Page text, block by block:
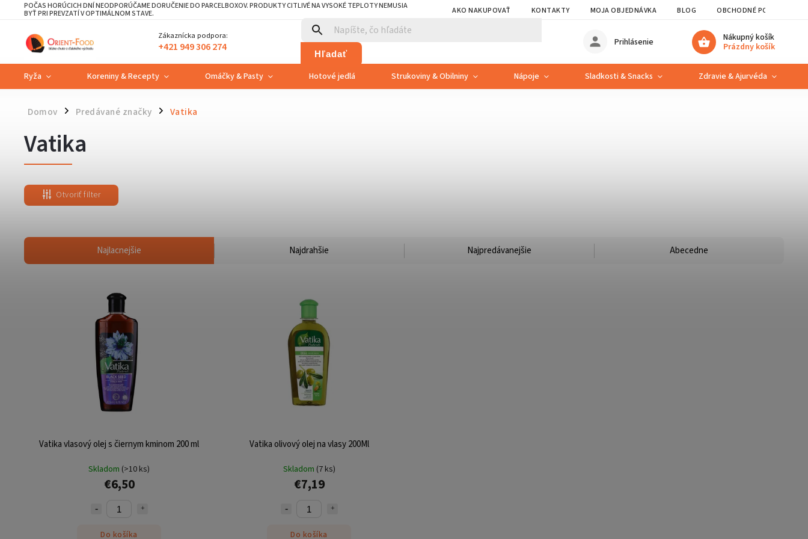
POČAS HORÚCICH DNÍ NEODPORÚČAME DORUČENIE DO PARCELBOXOV. PRODUKTY CITLIVÉ NA VYSOKÉ TEPLOTY NEMUSIA
BYŤ PRI PREVZATÍ V OPTIMÁLNOM STAVE. AKO NAKUPOVAŤ KONTAKTY MOJA OBJEDNÁVKA BLOG OBCHODNÉ PODMIENKY
Zákaznícka podpora:
+421 949 306 274 Hľadať
Nákupný košík
Prázdny košík
Prihlásenie
Ryža Koreniny & Recepty Omáčky & Pasty Hotové jedlá Strukoviny & Obilniny Nápoje Sladkosti & Snacks Zdravie & Ajurvéda
Domov / Predávané značky / Vatika
Vatika
Otvoriť filter
Najlacnejšie Najdrahšie Najpredávanejšie Abecedne
Vatika vlasový olej s čiernym kminom 200 ml
Skladom (>10 ks)
€6,50
Do košíka
Vatika olivový olej na vlasy 200Ml
Skladom (7 ks)
€7,19
Do košíka